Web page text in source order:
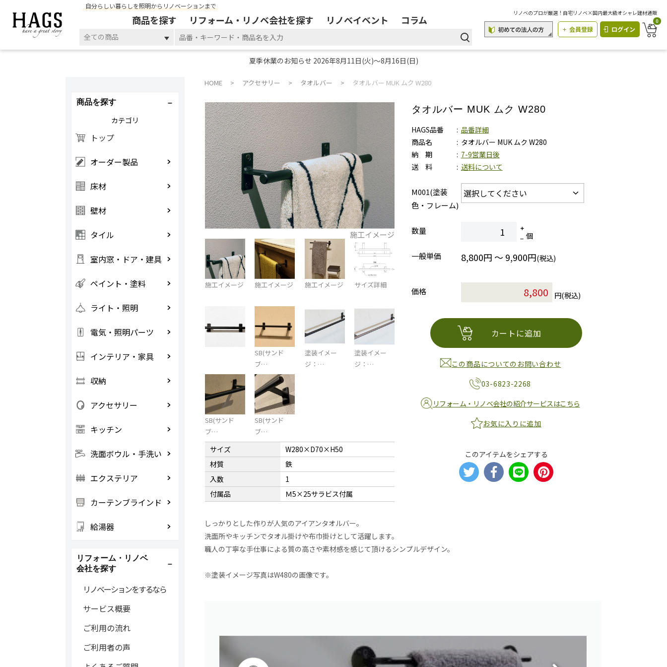
自分らしい暮らしを照明からリノベーションまで
商品を探す リフォーム・リノベ会社を探す リノベイベント コラム
全ての商品
リノベのプロが厳選！自宅リノベ×国内最大級オシャレ建材通販
会員登録 ログイン
0
夏季休業のお知らせ 2026年8月11日(火)～8月16日(日)
HOME アクセサリー タオルバー タオルバー MUK ムク W280
施工イメージ
施工イメージ 施工イメージ 施工イメージ サイズ詳細
SB(サンド
ブ…
塗装イメー
ジ：…
塗装イメー
ジ：…
SB(サンド
ブ…
SB(サンド
ブ…
サイズ
W280×D70×H50
材質
鉄
入数
1
付属品
Ｍ5×25サラビス付属
タオルバー MUK ムク W280
HAGS品番
品番詳細
商品名
タオルバー MUK ムク W280
納 期
7-9営業日後
送 料
送料について
M001(塗装
色・フレーム)
数量
個
一般単価
8,800円 ～ 9,900円(税込)
価格 円(税込)
カートに追加
この商品についてのお問い合わせ
03-6823-2268
リフォーム・リノベ会社の紹介サービスはこちら
お気に入りに追加
このアイテムをシェアする
しっかりとした作りが人気のアイアンタオルバー。
洗面所やキッチンでタオル掛けや布巾掛けとして活躍します。
職人の丁寧な手仕事による質の高さや素材感を感じて頂けるシンプルデザイン。
※塗装イメージ写真はW480の画像です。
商品を探す
カテゴリ
トップ
オーダー製品
床材
壁材
タイル
室内窓・ドア・建具
ペイント・塗料
ライト・照明
電気・照明パーツ
インテリア・家具
収納
アクセサリー
キッチン
洗面ボウル・手洗い
エクステリア
カーテンブラインド
給湯器
リフォーム・リノベ
会社を探す
リノベーションをするなら
サービス概要
ご利用の流れ
ご利用者の声